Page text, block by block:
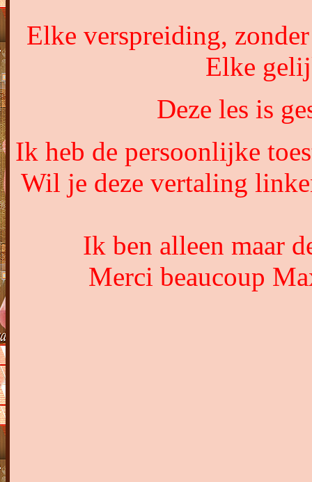
Elke verspreiding,
Elke
Deze les is
Ik heb de persoonlijke
Wil je deze vertaling
Ik ben alleen maar
Merci beaucoup